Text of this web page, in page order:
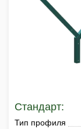
Стандарт:
Тип профиля